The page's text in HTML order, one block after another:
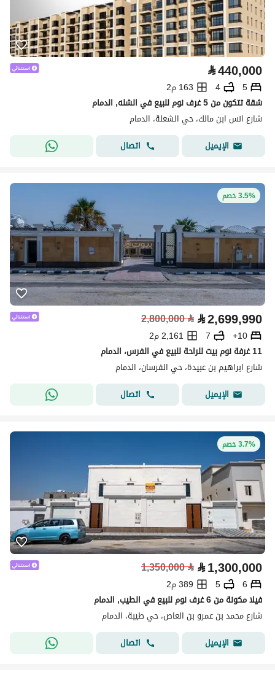
⃁440,000
5
4
163 م2
شقة تتكون من 5 غرف نوم للبيع في الشله, الدمام
شارع انس ابن مالك، حي الشعلة، الدمام
الإيميل
اتصال
3.5% خصم
⃁2,699,990
⃁
2,800,000
10+
7
2,161 م2
11 غرفة نوم بيت للراحة للبيع في الفرس، الدمام
شارع ابراهيم بن عبيدة، حي الفرسان، الدمام
الإيميل
اتصال
3.7% خصم
⃁1,300,000
⃁
1,350,000
6
5
389 م2
فيلا مكونة من 6 غرف نوم للبيع في الطيب, الدمام
شارع محمد بن عمرو بن العاص، حي طيبة، الدمام
الإيميل
اتصال